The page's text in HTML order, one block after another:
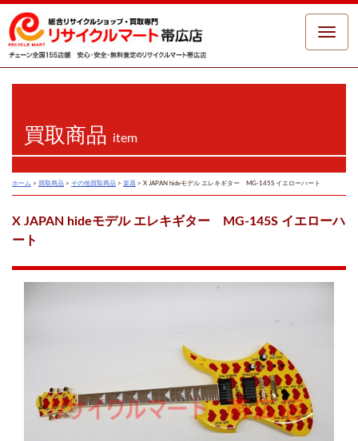
Toggle
買取商品 item
ホーム > 買取商品 > その他買取商品 > 楽器 > X JAPAN hideモデル エレキギター MG-145S イエローハート
X JAPAN hideモデル エレキギター MG-145S イエローハ
ート